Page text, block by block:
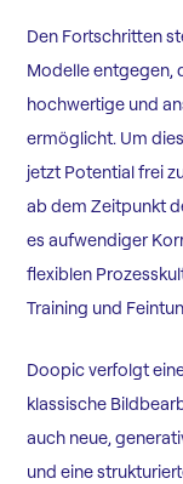
Den Fortschritten
Modelle entgegen,
hochwertige und
ermöglicht. Um
jetzt Potential frei
ab dem Zeitpunkt
es aufwendiger
flexiblen
Training und
Doopic verfolgt
klassische
auch neue,
und eine